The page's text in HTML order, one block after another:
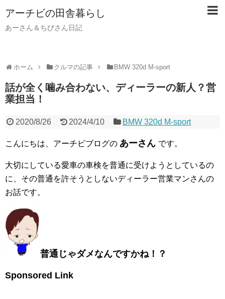
アーチビの田舎暮らし
あーさん＆ちびさん日記
ホーム クルマの記事 BMW 320d M-sport
話が全く噛み合わない、ディーラーの新人？営
業担当！
2020/8/26 2024/4/10 BMW 320d M-sport
こんにちは、アーチビブログの あーさん です。
大切にしている愛車の車検を普通に受けようとしているの
に、その普通を許そうとしないディーラー営業マンさんの
お話です。
普通じゃダメなんですかね！？
Sponsored Link